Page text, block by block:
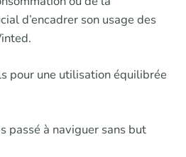
d’encadrer son usage des
pour une utilisation équilibrée
passé à naviguer sans but